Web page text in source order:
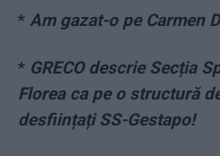
* Am gazat-o pe Carmen
* GRECO descrie Secția
Florea ca pe o structură
desființați SS-Gestapo!